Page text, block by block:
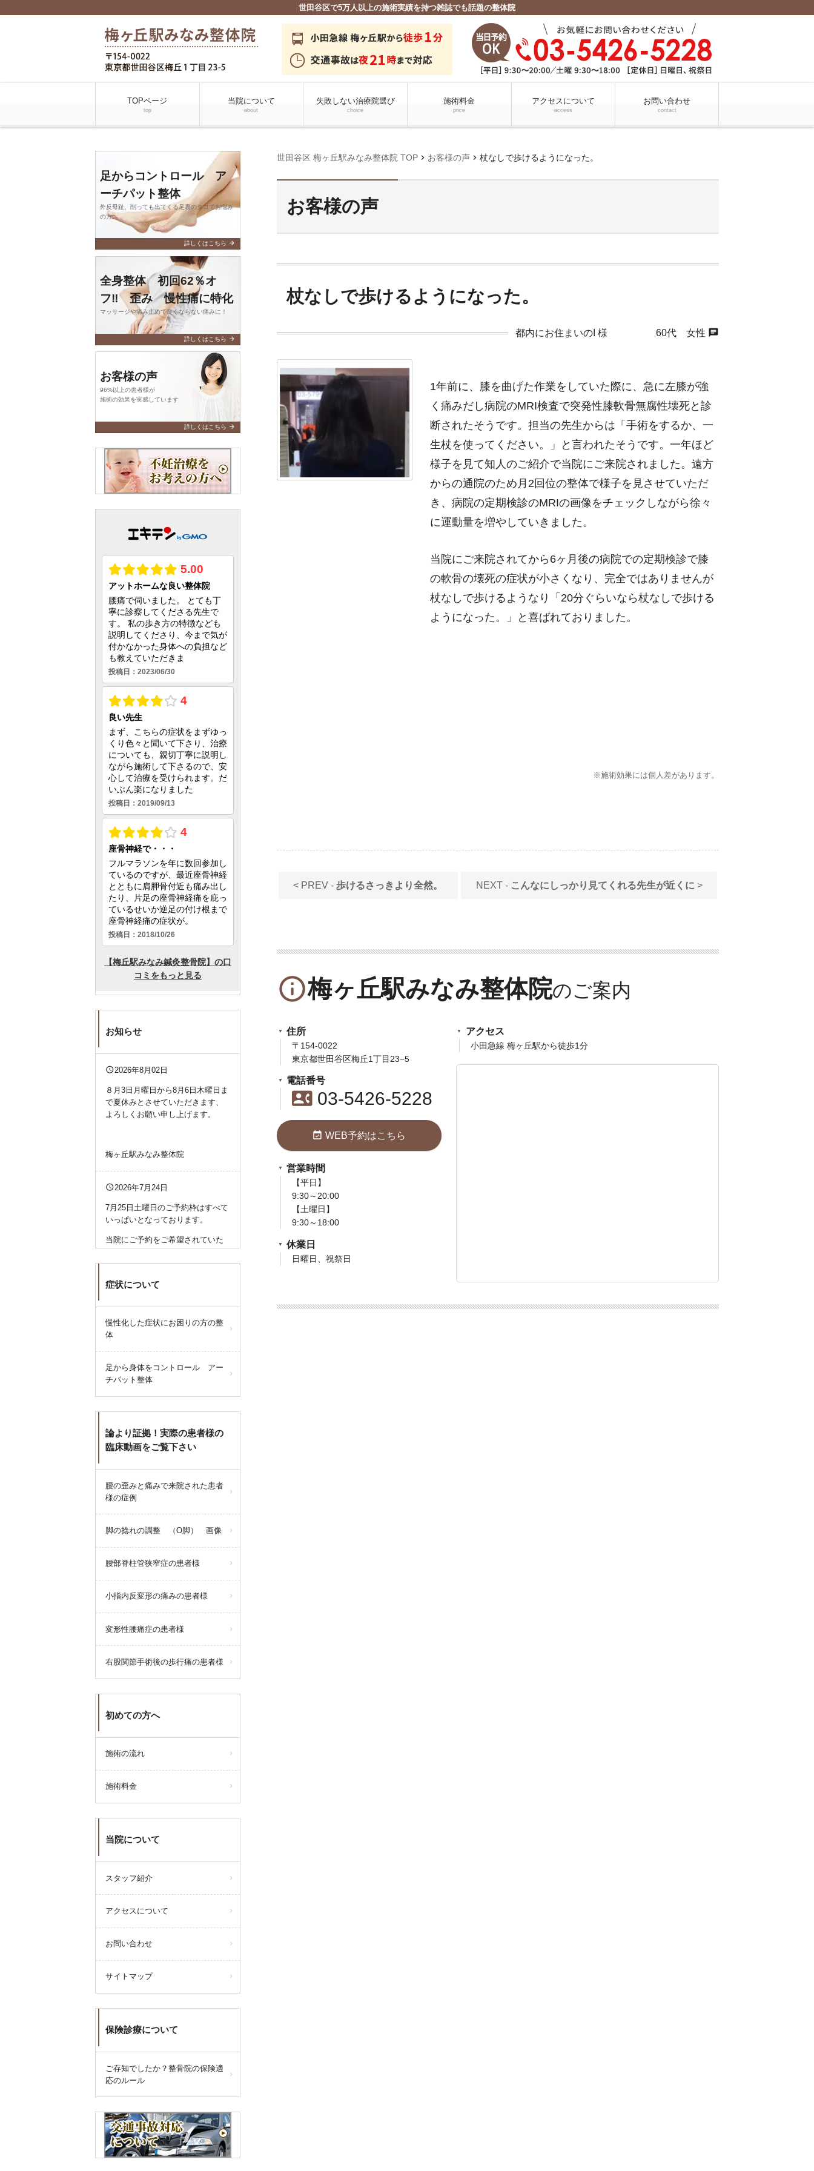
世田谷区で5万人以上の施術実績を持つ雑誌でも話題の整体院
TOPページ
top
当院について
about
失敗しない治療院選び
choice
施術料金
price
アクセスについて
access
お問い合わせ
contact
世田谷区 梅ヶ丘駅みなみ整体院 TOP chevron_right お客様の声 chevron_right 杖なしで歩けるようになった。
お客様の声
杖なしで歩けるようになった。
都内にお住まいのI 様 60代 女性 chat
1年前に、膝を曲げた作業をしていた際に、急に左膝が強
く痛みだし病院のMRI検査で突発性膝軟骨無腐性壊死と診
断されたそうです。担当の先生からは「手術をするか、一
生杖を使ってください。」と言われたそうです。一年ほど
様子を見て知人のご紹介で当院にご来院されました。遠方
からの通院のため月2回位の整体で様子を見させていただ
き、病院の定期検診のMRIの画像をチェックしながら徐々
に運動量を増やしていきました。
当院にご来院されてから6ヶ月後の病院での定期検診で膝
の軟骨の壊死の症状が小さくなり、完全ではありませんが
杖なしで歩けるようなり「20分ぐらいなら杖なしで歩ける
ようになった。」と喜ばれておりました。
※施術効果には個人差があります。
< PREV -歩けるさっきより全然。 NEXT - こんなにしっかり見てくれる先生が近くに >
info_outline梅ヶ丘駅みなみ整体院
住所
〒154-0022
東京都世田谷区梅丘1丁目23−5
電話番号
contact_phone03-5426-5228
event_available WEB予約はこちら
営業時間
【平日】
9:30～20:00
【土曜日】
9:30～18:00
休業日
日曜日、祝祭日
アクセス
小田急線 梅ヶ丘駅から徒歩1分
足からコントロール ア
ーチパット整体
外反母趾、削っても出てくる足裏のタコでお悩み
の方へ
詳しくはこちら arrow_forward
全身整体 初回62％オ
フ‼️ 歪み 慢性痛に特化
マッサージや痛み止めで良くならない痛みに！
詳しくはこちら arrow_forward
お客様の声
96%以上の患者様が
施術の効果を実感しています
詳しくはこちら arrow_forward
お知らせ
query_builder2026年8月02日
８月3日月曜日から8月6日木曜日ま
で夏休みとさせていただきます、
よろしくお願い申し上げます。
梅ヶ丘駅みなみ整体院
query_builder2026年7月24日
7月25日土曜日のご予約枠はすべて
いっぱいとなっております。
当院にご予約をご希望されていた
方に関しては、大変ご迷惑をおか
けいたします。
申し訳ございません。
query_builder2026年7月14日
7月15日(水曜日)は都合によりお休
ご迷惑をおかけししますが、よろ
しくお願い致します。
梅ヶ丘駅みなみ整体院
query_builder 2026年6月21日
6月24日(水)は都合によりお休みと
ささせいただきます。
よろしくお願い申し上げます。
query_builder2026年6月16日
みとなります。
症状について
慢性化した症状にお困りの方の整
体
足から身体をコントロール アー
チパット整体
論より証拠！実際の患者様の
臨床動画をご覧下さい
腰の歪みと痛みで来院された患者
様の症例
脚の捻れの調整 （O脚） 画像
腰部脊柱管狭窄症の患者様
小指内反変形の痛みの患者様
変形性腰痛症の患者様
右股関節手術後の歩行痛の患者様
初めての方へ
施術の流れ
施術料金
当院について
スタッフ紹介
アクセスについて
お問い合わせ
サイトマップ
保険診療について
ご存知でしたか？整骨院の保険適
応のルール